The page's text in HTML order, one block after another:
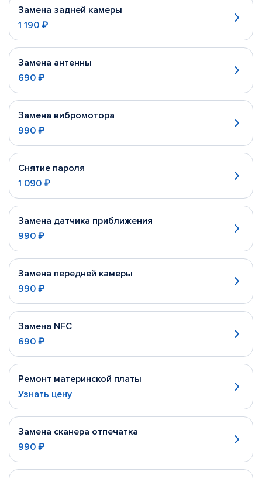
Замена задней камеры
1 190 ₽
Замена антенны
690 ₽
Замена вибромотора
990 ₽
Снятие пароля
1 090 ₽
Замена датчика приближения
990 ₽
Замена передней камеры
990 ₽
Замена NFC
690 ₽
Ремонт материнской платы
Узнать цену
Замена сканера отпечатка
990 ₽